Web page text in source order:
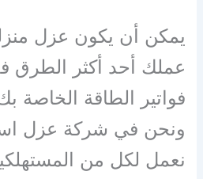
يمكن أن يكون عزل
عملك أحد أكثر الطرق
فواتير الطاقة الخاصة
ونحن في شركة عزل
نعمل لكل من